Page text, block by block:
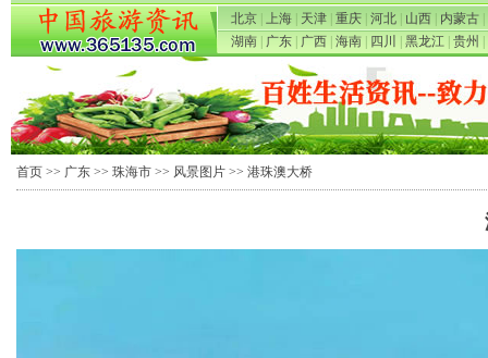
北京 上海 天津 重庆 河北 山西 内蒙古
湖南
广东 广西 海南 四川 黑龙江 贵州
首页 >> 广东 >> 珠海市 >> 风景图片 >> 港珠澳大桥